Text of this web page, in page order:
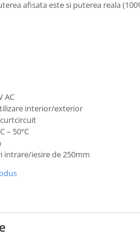
afisata este si puterea reala
AC
interior/exterior
– 50ºC
intrare/iesire de 250mm